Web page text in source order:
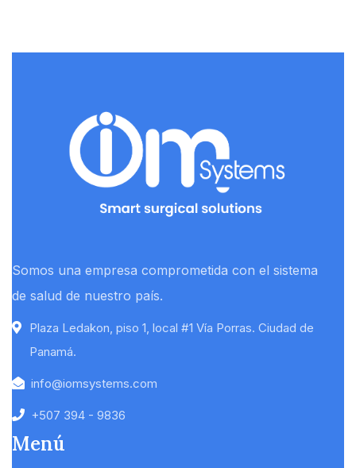
Somos una empresa comprometida con el sistema
de salud de nuestro país.
Plaza Ledakon, piso 1, local #1 Vía Porras. Ciudad de
Panamá.
info@iomsystems.com
+507 394 - 9836
Menú